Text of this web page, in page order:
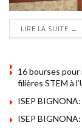
LIRE LA SUITE →
16 bourses
filières STEM à
ISEP
ISEP